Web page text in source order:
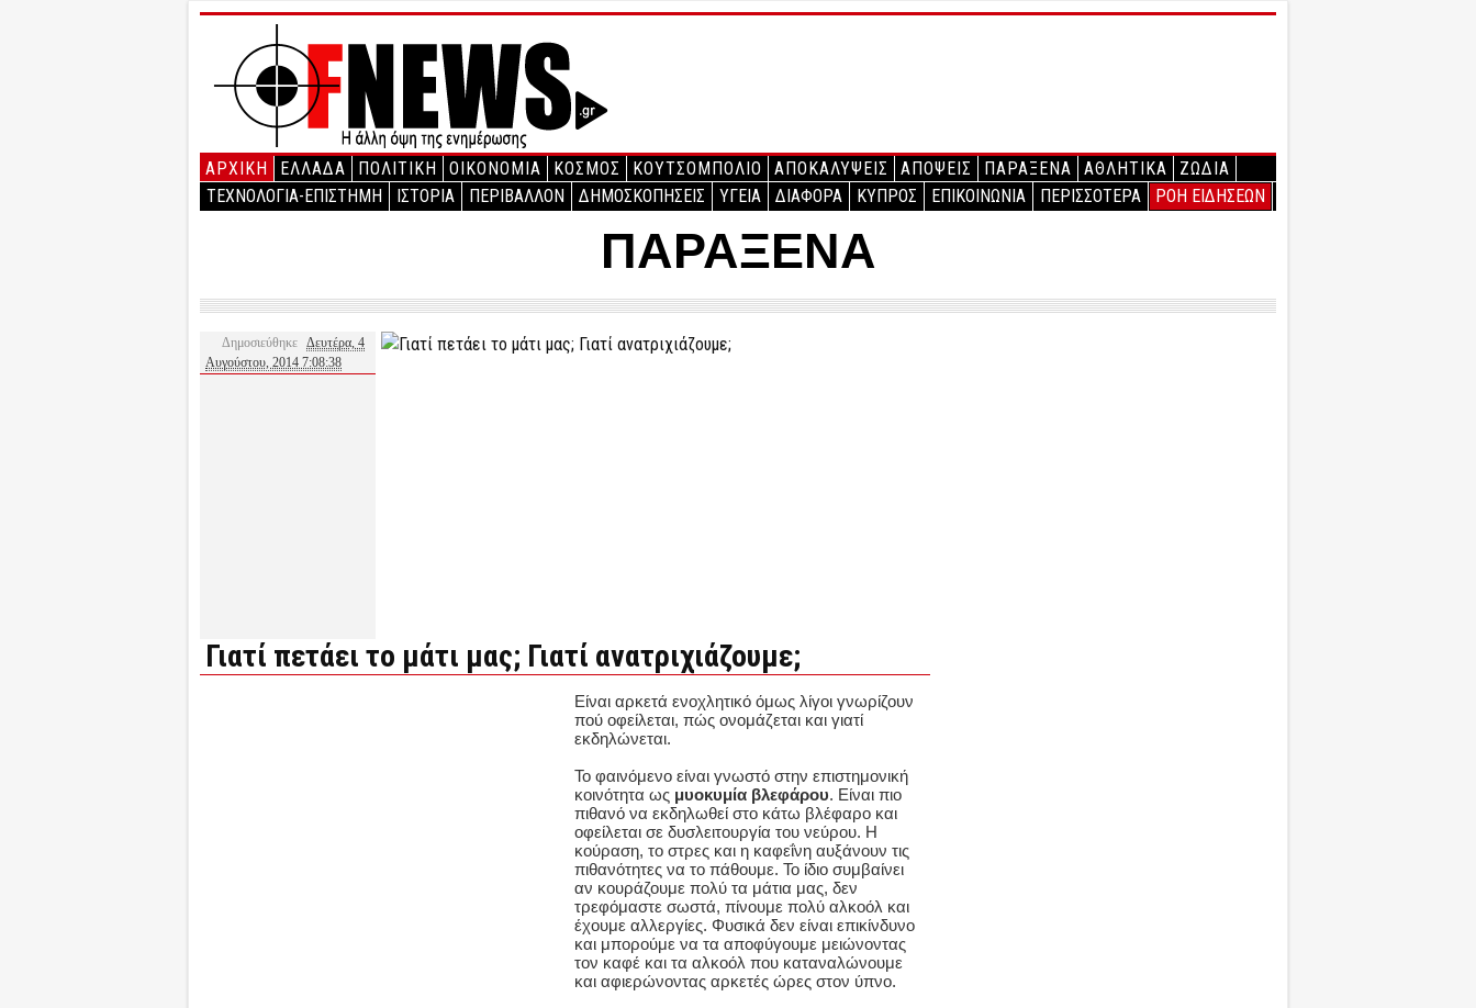
ΑΡΧΙΚΉ ΕΛΛΑΔΑ ΠΟΛΙΤΙΚΗ ΟΙΚΟΝΟΜΙΑ ΚΟΣΜΟΣ ΚΟΥΤΣΟΜΠΟΛΙΟ ΑΠΟΚΑΛΥΨΕΙΣ ΑΠΟΨΕΙΣ ΠΑΡΑΞΕΝΑ ΑΘΛΗΤΙΚΑ
ΖΩΔΙΑ
ΤΕΧΝΟΛΟΓΙΑ-ΕΠΙΣΤΗΜΗ
ΙΣΤΟΡΙΑ ΠΕΡΙΒΑΛΛΟΝ ΔΗΜΟΣΚΟΠΗΣΕΙΣ ΥΓΕΙΑ ΔΙΑΦΟΡΑ ΚΥΠΡΟΣ ΕΠΙΚΟΙΝΩΝΙΑ ΠΕΡΙΣΣΟΤΕΡΑ ΡΟΗ ΕΙΔΗΣΕΩΝ
ΠΑΡΑΞΕΝΑ
Δημοσιεύθηκε Δευτέρα, 4
Αυγούστου, 2014 7:08:38
Γιατί πετάει το μάτι μας; Γιατί ανατριχιάζουμε;
Είναι αρκετά ενοχλητικό όμως λίγοι γνωρίζουν
πού οφείλεται, πώς ονομάζεται και γιατί
εκδηλώνεται.
Το φαινόμενο είναι γνωστό στην επιστημονική
κοινότητα ως μυοκυμία βλεφάρου. Είναι πιο
πιθανό να εκδηλωθεί στο κάτω βλέφαρο και
οφείλεται σε δυσλειτουργία του νεύρου. Η
κούραση, το στρες και η καφεΐνη αυξάνουν τις
πιθανότητες να το πάθουμε. Το ίδιο συμβαίνει
αν κουράζουμε πολύ τα μάτια μας, δεν
τρεφόμαστε σωστά, πίνουμε πολύ αλκοόλ και
έχουμε αλλεργίες. Φυσικά δεν είναι επικίνδυνο
και μπορούμε να τα αποφύγουμε μειώνοντας
τον καφέ και τα αλκοόλ που καταναλώνουμε
και αφιερώνοντας αρκετές ώρες στον ύπνο.